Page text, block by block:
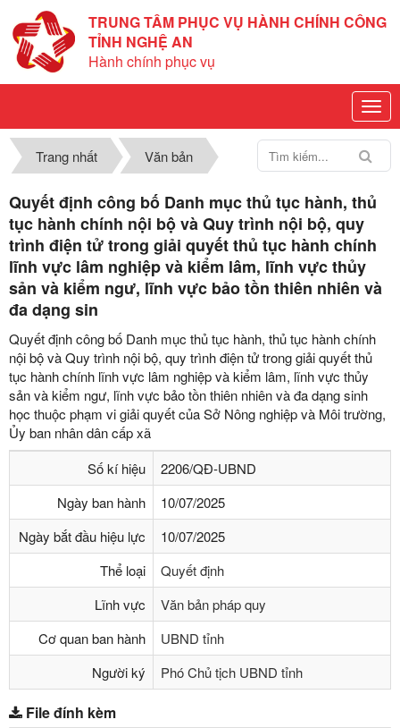
TRUNG TÂM PHỤC VỤ HÀNH CHÍNH CÔNG
TỈNH NGHỆ AN
Hành chính phục vụ
Trang nhất Văn bản
Quyết định công bố Danh mục thủ tục hành, thủ
tục hành chính nội bộ và Quy trình nội bộ, quy
trình điện tử trong giải quyết thủ tục hành chính
lĩnh vực lâm nghiệp và kiểm lâm, lĩnh vực thủy
sản và kiểm ngư, lĩnh vực bảo tồn thiên nhiên và
đa dạng sin
Quyết định công bố Danh mục thủ tục hành, thủ tục hành chính
nội bộ và Quy trình nội bộ, quy trình điện tử trong giải quyết thủ
tục hành chính lĩnh vực lâm nghiệp và kiểm lâm, lĩnh vực thủy
sản và kiểm ngư, lĩnh vực bảo tồn thiên nhiên và đa dạng sinh
học thuộc phạm vi giải quyết của Sở Nông nghiệp và Môi trường,
Ủy ban nhân dân cấp xã
Số kí hiệu
2206/QĐ-UBND
Ngày ban hành
10/07/2025
Ngày bắt đầu hiệu lực
10/07/2025
Thể loại
Quyết định
Lĩnh vực
Văn bản pháp quy
Cơ quan ban hành
UBND tỉnh
Người ký
Phó Chủ tịch UBND tỉnh
File đính kèm